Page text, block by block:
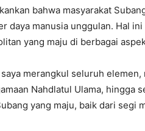
bahwa masyarakat
daya manusia unggulan. Hal
yang maju di berbagai
merangkul seluruh
Nahdlatul Ulama,
yang maju, baik dari segi